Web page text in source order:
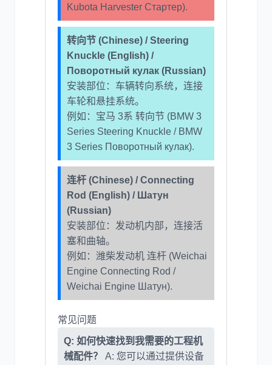
Kubota Harvester Стартер).
转向节 (Chinese) / Steering
Knuckle (English) /
Поворотный кулак (Russian)
安装部位：车辆转向系统，连接
车轮和悬挂系统。
例如：宝马 3系 转向节 (BMW 3
Series Steering Knuckle / BMW
3 Series Поворотный кулак).
连杆 (Chinese) / Connecting
Rod (English) / Шатун
(Russian)
安装部位：发动机内部，连接活
塞和曲轴。
例如：潍柴发动机 连杆 (Weichai
Engine Connecting Rod /
Weichai Engine Шатун).
常见问题
Q: 如何快速找到我需要的工程机
械配件？
A: 您可以通过提供设备